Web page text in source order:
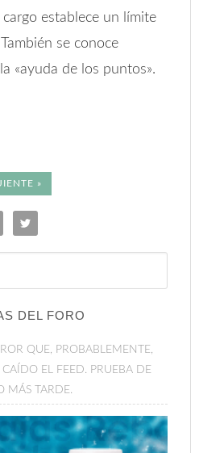
establece un límite
se conoce
«ayuda de los puntos».
»
DEL FORO
QUE, PROBABLEMENTE,
EL FEED. PRUEBA DE
MÁS TARDE.